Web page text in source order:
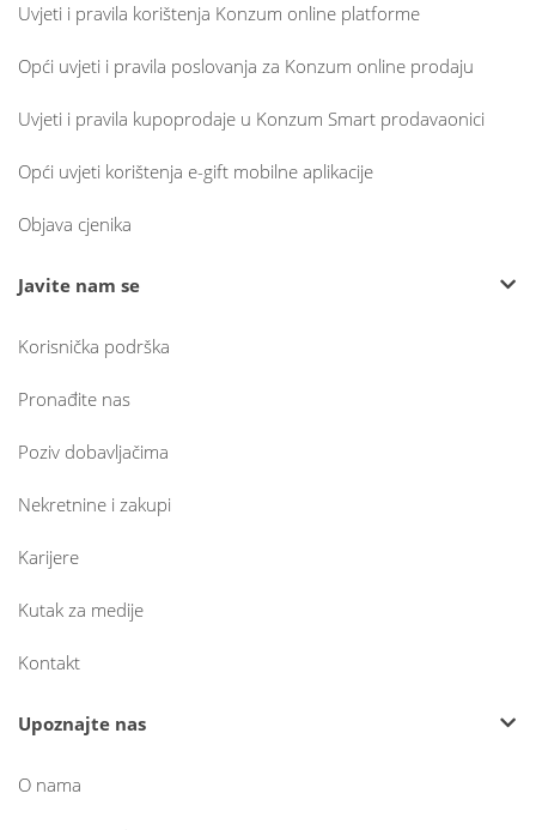
Uvjeti i pravila korištenja Konzum online platforme
Opći uvjeti i pravila poslovanja za Konzum online prodaju
Uvjeti i pravila kupoprodaje u Konzum Smart prodavaonici
Opći uvjeti korištenja e-gift mobilne aplikacije
Objava cjenika
Javite nam se
Korisnička podrška
Pronađite nas
Poziv dobavljačima
Nekretnine i zakupi
Karijere
Kutak za medije
Kontakt
Upoznajte nas
O nama